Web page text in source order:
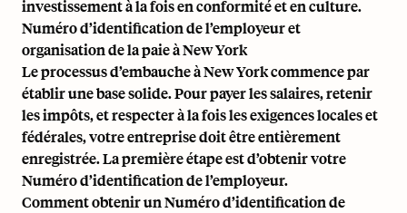
investissement à la fois en conformité et en culture.
Numéro d’identification de l’employeur et
organisation de la paie à New York
Le processus d’embauche à New York commence par
établir une base solide. Pour payer les salaires, retenir
les impôts, et respecter à la fois les exigences locales et
fédérales, votre entreprise doit être entièrement
enregistrée. La première étape est d’obtenir votre
Numéro d’identification de l’employeur.
Comment obtenir un Numéro d’identification de